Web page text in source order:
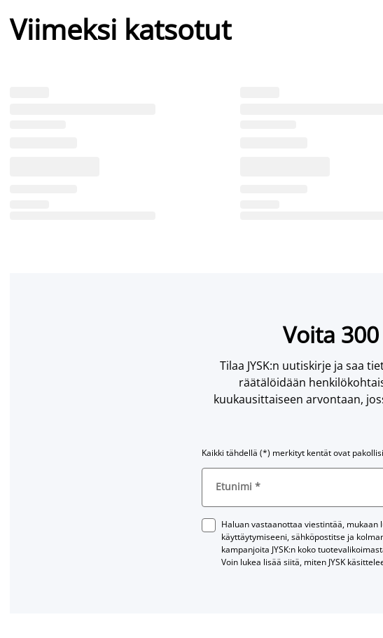
Viimeksi katsotut
Voita
Tilaa JYSK:n uutiskirje ja saa
räätälöidään
kuukausittaiseen arvontaan,
Kaikki tähdellä (*) merkityt kentät ovat
Etunimi *
Haluan vastaanottaa viestintää,
käyttäytymiseeni, sähköpostitse ja
kampanjoita JYSK:n koko
Voin lukea lisää siitä, miten JYSK